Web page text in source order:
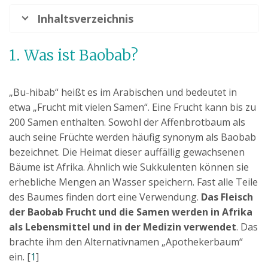
Inhaltsverzeichnis
1. Was ist Baobab?
„Bu-hibab“ heißt es im Arabischen und bedeutet in
etwa „Frucht mit vielen Samen“. Eine Frucht kann bis zu
200 Samen enthalten. Sowohl der Affenbrotbaum als
auch seine Früchte werden häufig synonym als Baobab
bezeichnet. Die Heimat dieser auffällig gewachsenen
Bäume ist Afrika. Ähnlich wie Sukkulenten können sie
erhebliche Mengen an Wasser speichern. Fast alle Teile
des Baumes finden dort eine Verwendung. Das Fleisch
der Baobab Frucht und die Samen werden in Afrika
als Lebensmittel und in der Medizin verwendet. Das
brachte ihm den Alternativnamen „Apothekerbaum“
ein. [1]